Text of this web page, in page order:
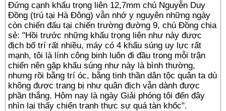
Đứng cạnh khẩu trọng liên 12,7mm chú Nguyễn Duy
Đồng (trú tại Hà Đông) vẫn nhớ y nguyên những ngày
còn chiến đấu tại chiến trường đường 9, chú Đồng chia
sẻ: "Hồi trước những khẩu trọng liên như này được
địch bố trí rất nhiều, máy có 4 khẩu súng uy lực rất
mạnh, tôi là lính công binh luôn đi đầu trong mỗi trận
chiến nên gặp khẩu súng như này là bình thường,
nhưng rồi bằng trí óc, bằng tinh thần dân tộc quân ta dù
không được trang bị như quân địch vẫn dành được
phần thắng. Hôm nay là ngày Giải phóng tôi đến đây
nhìn lại thấy chiến tranh thực sự quá tàn khốc".